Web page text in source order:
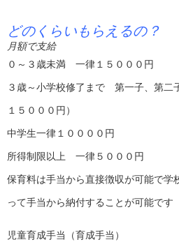
どのくらいもらえるの？
月額で支給
０～３歳未満 一律１５０００円
３歳～小学校修了まで 第一子、第二
１５０００円）
中学生一律１００００円
所得制限以上 一律５０００円
保育料は手当から直接徴収が可能で学
って手当から納付することが可能です
児童育成手当（育成手当）